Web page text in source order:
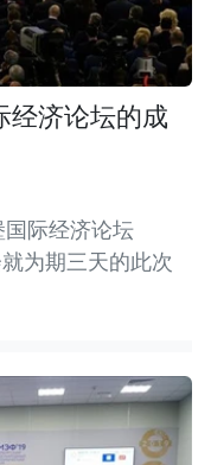
经济论坛的成
国际经济论坛
就为期三天的此次